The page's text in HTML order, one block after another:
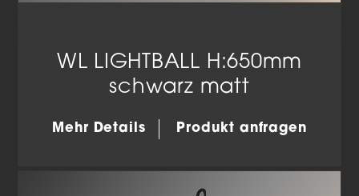
WL LIGHTBALL H:650mm
schwarz matt
Mehr Details Produkt anfragen